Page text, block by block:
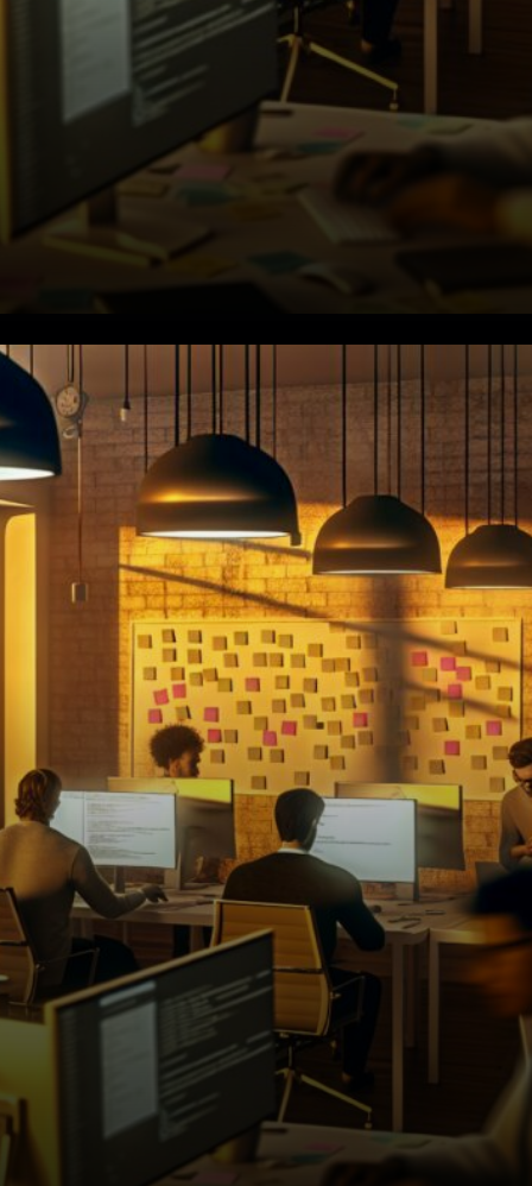
Le hashrate d'auto-minage
grimpe